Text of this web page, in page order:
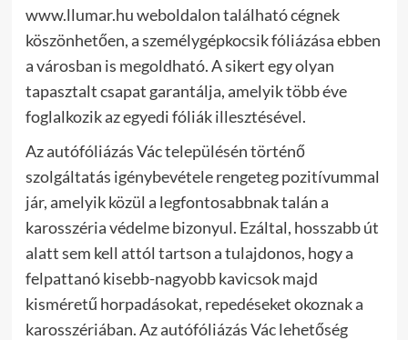
www.llumar.hu weboldalon található cégnek
köszönhetően, a személygépkocsik fóliázása ebben
a városban is megoldható. A sikert egy olyan
tapasztalt csapat garantálja, amelyik több éve
foglalkozik az egyedi fóliák illesztésével.
Az autófóliázás Vác településén történő
szolgáltatás igénybevétele rengeteg pozitívummal
jár, amelyik közül a legfontosabbnak talán a
karosszéria védelme bizonyul. Ezáltal, hosszabb út
alatt sem kell attól tartson a tulajdonos, hogy a
felpattanó kisebb-nagyobb kavicsok majd
kisméretű horpadásokat, repedéseket okoznak a
karosszériában. Az autófóliázás Vác lehetőség